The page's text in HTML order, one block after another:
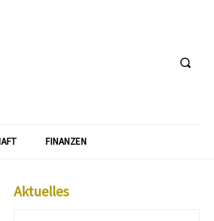
FINANZEN
Aktuelles